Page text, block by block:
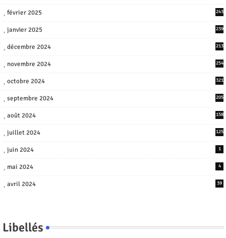
février 2025 243
janvier 2025 239
décembre 2024 213
novembre 2024 254
octobre 2024 321
septembre 2024 205
août 2024 158
juillet 2024 125
juin 2024 1
mai 2024 4
avril 2024 39
Libellés